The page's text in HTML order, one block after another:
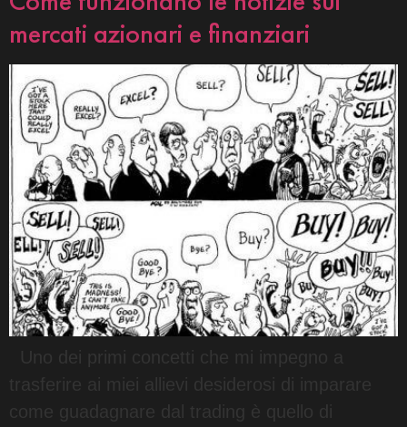
mercati azionari e finanziari
trasferire ai miei allievi desiderosi di imparare